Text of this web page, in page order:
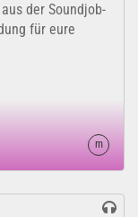
der Soundjob-
für eure
m